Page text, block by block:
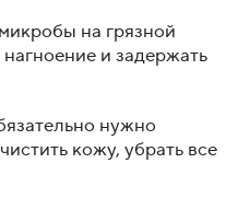
на грязной
и задержать
нужно
кожу, убрать все